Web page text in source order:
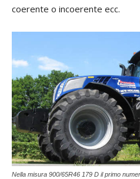
coerente o incoerente ecc.
Nella misura 900/65R46 179 D il primo